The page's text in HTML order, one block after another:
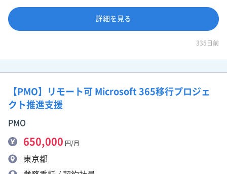
詳細を見る
335日前
【PMO】リモート可 Microsoft 365移行プロジェ
クト推進支援
PMO
650,000 円/月
東京都